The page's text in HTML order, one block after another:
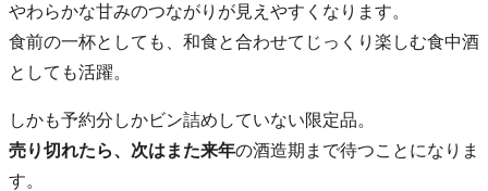
やわらかな甘みのつながりが見えやすくなります。
食前の一杯としても、和食と合わせてじっくり楽しむ食中酒
としても活躍。
しかも予約分しかビン詰めしていない限定品。
売り切れたら、次はまた来年の酒造期まで待つことになりま
す。